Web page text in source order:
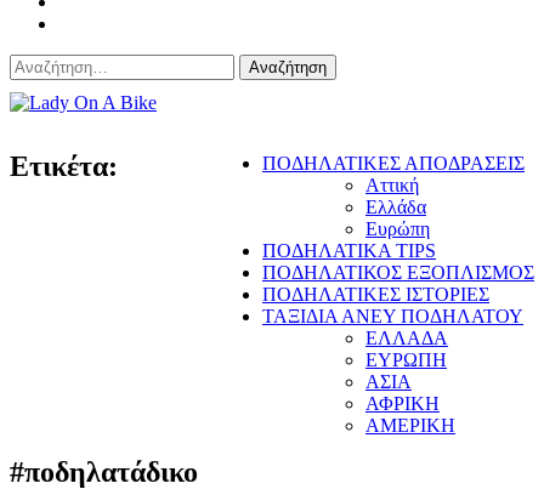
Αναζήτηση
για:
ΠΟΔΗΛΑΤΙΚΕΣ ΑΠΟΔΡΑΣΕΙΣ
Αττική
Ελλάδα
Ευρώπη
ΠΟΔΗΛΑΤΙΚΑ TIPS
ΠΟΔΗΛΑΤΙΚΟΣ ΕΞΟΠΛΙΣΜΟΣ
ΠΟΔΗΛΑΤΙΚΕΣ ΙΣΤΟΡΙΕΣ
ΤΑΞΙΔΙΑ ΑΝΕΥ ΠΟΔΗΛΑΤΟΥ
ΕΛΛΑΔΑ
ΕΥΡΩΠΗ
ΑΣΙΑ
ΑΦΡΙΚΗ
ΑΜΕΡΙΚΗ
Ετικέτα:
#ποδηλατάδικο